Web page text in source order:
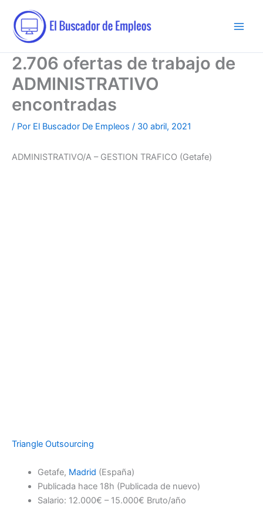
contenido
2.706 ofertas de trabajo de
ADMINISTRATIVO
encontradas
/ Por El Buscador De Empleos / 30 abril, 2021
ADMINISTRATIVO/A – GESTION TRAFICO (Getafe)
Triangle Outsourcing
Getafe, Madrid (España)
Publicada hace 18h (Publicada de nuevo)
Salario: 12.000€ – 15.000€ Bruto/año